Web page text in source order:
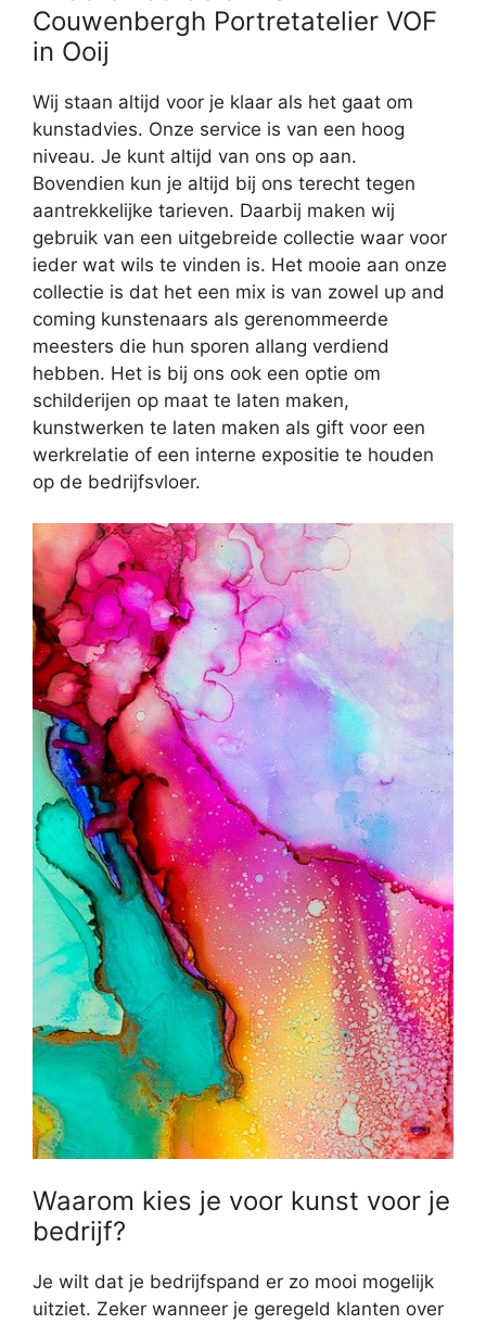
Couwenbergh Portretatelier VOF
in Ooij
Wij staan altijd voor je klaar als het gaat om
kunstadvies. Onze service is van een hoog
niveau. Je kunt altijd van ons op aan.
Bovendien kun je altijd bij ons terecht tegen
aantrekkelijke tarieven. Daarbij maken wij
gebruik van een uitgebreide collectie waar voor
ieder wat wils te vinden is. Het mooie aan onze
collectie is dat het een mix is van zowel up and
coming kunstenaars als gerenommeerde
meesters die hun sporen allang verdiend
hebben. Het is bij ons ook een optie om
schilderijen op maat te laten maken,
kunstwerken te laten maken als gift voor een
werkrelatie of een interne expositie te houden
op de bedrijfsvloer.
Waarom kies je voor kunst voor je
bedrijf?
Je wilt dat je bedrijfspand er zo mooi mogelijk
uitziet. Zeker wanneer je geregeld klanten over